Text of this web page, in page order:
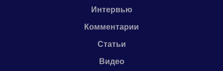
Интервью
Комментарии
Статьи
Видео